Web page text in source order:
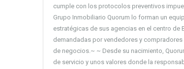
cumple con los protocolos preventivos
Grupo Inmobiliario Quorum lo forman un
estratégicas de sus agencias en el centro de
demandadas por vendedores y
de negocios.~ ~ Desde su nacimiento,
de servicio y unos valores donde la